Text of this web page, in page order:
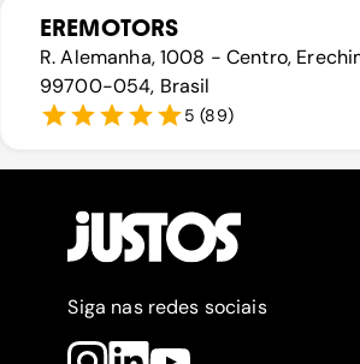
EREMOTORS
R. Alemanha, 1008 - Centro,
99700-054, Brasil
5 (89)
Siga nas redes sociais